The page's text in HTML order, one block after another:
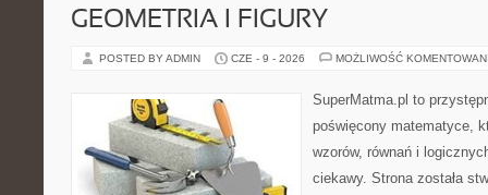
GEOMETRIA I FIGURY
POSTED BY ADMIN CZE - 9 - 2026 MOŻLIWOŚĆ
SuperMatma.pl to
poświęcony matematyce,
wzorów, równań i
ciekawy. Strona została